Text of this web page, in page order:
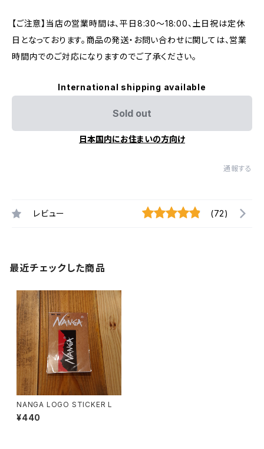
【ご注意】当店の営業時間は、平日8:30～18:00、土日祝は定休
日となっております。商品の発送・お問い合わせに関しては、営業
時間内でのご対応になりますのでご了承ください。
International shipping available
Sold out
日本国内にお住まいの方向け
通報する
レビュー (72)
最近チェックした商品
NANGA LOGO STICKER L
¥440